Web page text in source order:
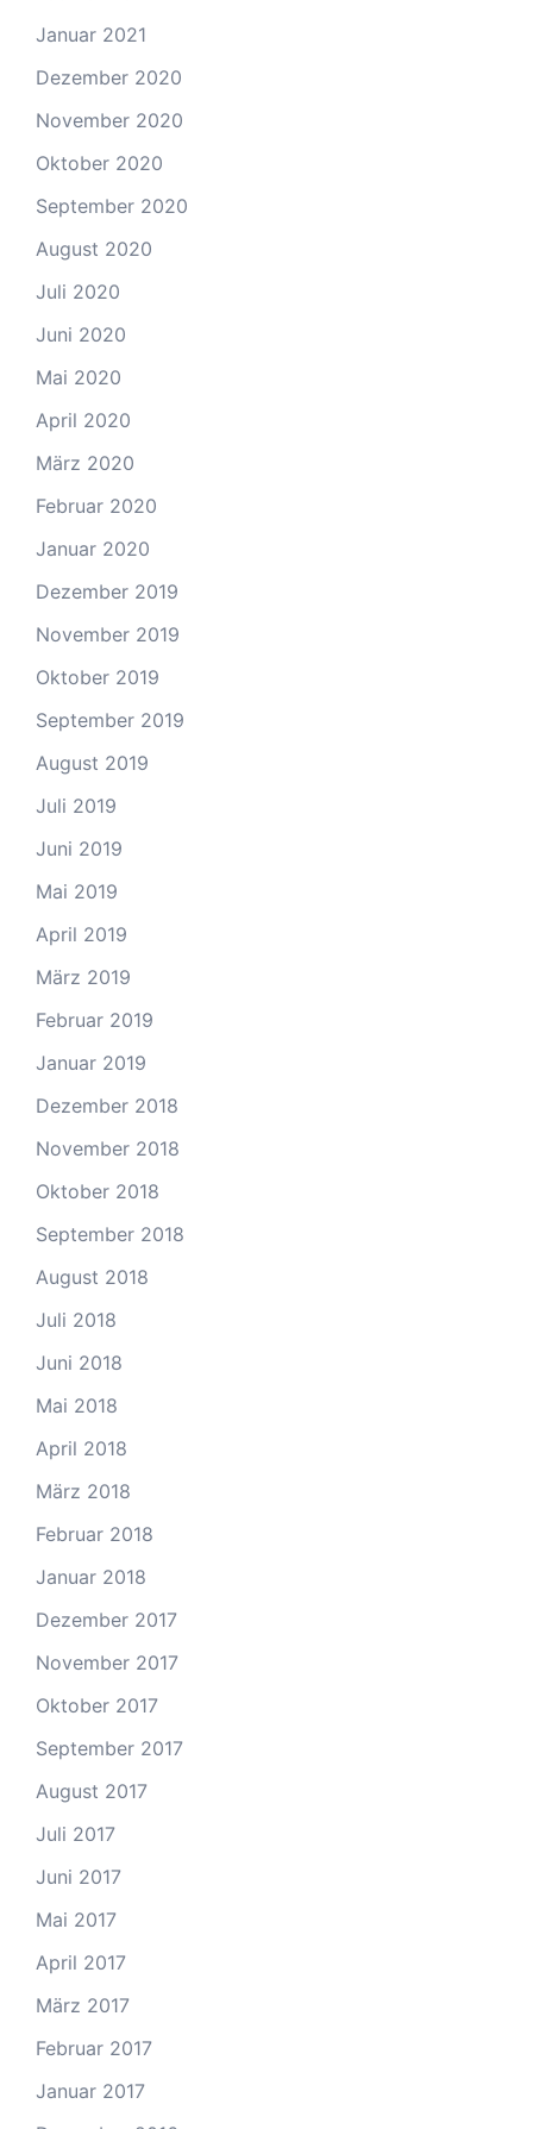
Januar 2021
Dezember 2020
November 2020
Oktober 2020
September 2020
August 2020
Juli 2020
Juni 2020
Mai 2020
April 2020
März 2020
Februar 2020
Januar 2020
Dezember 2019
November 2019
Oktober 2019
September 2019
August 2019
Juli 2019
Juni 2019
Mai 2019
April 2019
März 2019
Februar 2019
Januar 2019
Dezember 2018
November 2018
Oktober 2018
September 2018
August 2018
Juli 2018
Juni 2018
Mai 2018
April 2018
März 2018
Februar 2018
Januar 2018
Dezember 2017
November 2017
Oktober 2017
September 2017
August 2017
Juli 2017
Juni 2017
Mai 2017
April 2017
März 2017
Februar 2017
Januar 2017